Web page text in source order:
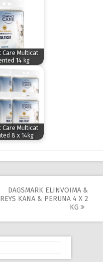
Care Multicat
14 kg
Care Multicat
8 x 14kg
DAGSMARK ELINVOIMA &
KANA & PERUNA 4 X 2
KG